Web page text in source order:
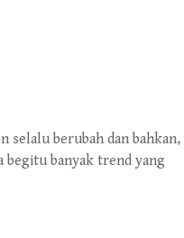
selalu berubah dan bahkan,
begitu banyak trend yang